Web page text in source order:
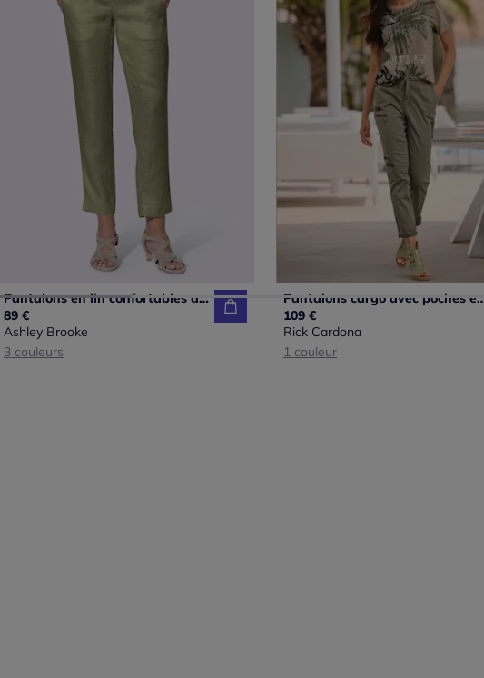
Pantalons en lin confortables avec poches fendues raffinées
89 €
Ashley Brooke
3 couleurs
Pantalons cargo avec poches
109 €
Rick Cardona
1 couleur